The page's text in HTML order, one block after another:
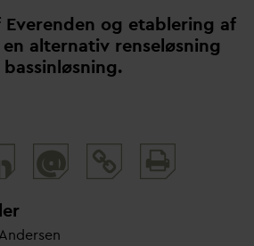
Everenden og etablering af
alternativ renseløsning
@
and